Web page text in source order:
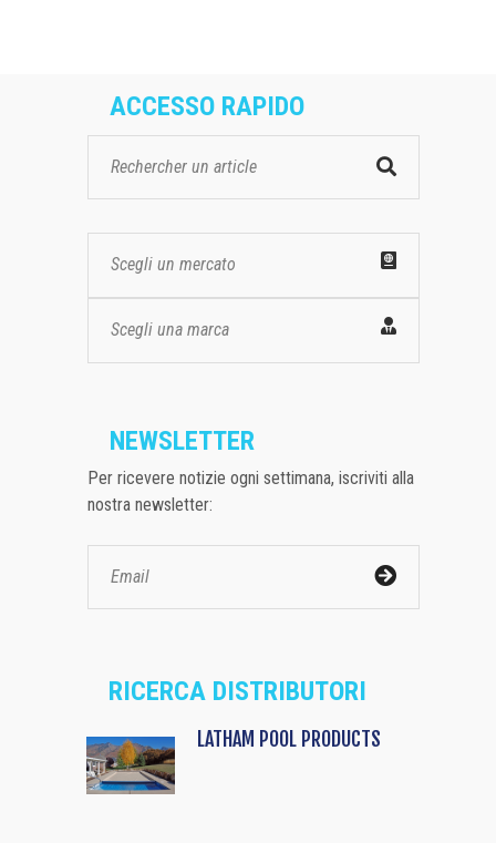
ACCESSO RAPIDO
Scegli un mercato
Scegli una marca
NEWSLETTER
Per ricevere notizie ogni settimana, iscriviti alla
nostra newsletter:
RICERCA DISTRIBUTORI
LATHAM POOL PRODUCTS